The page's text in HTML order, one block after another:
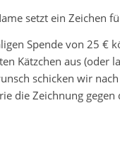
setzt ein Zeichen
Spende von 25 €
Kätzchen aus (oder
schicken wir
die Zeichnung